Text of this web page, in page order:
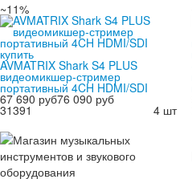
~11%
AVMATRIX Shark S4 PLUS
видеомикшер-стример
портативный 4CH HDMI/SDI
67 690 руб76 090 руб
4 шт
31391